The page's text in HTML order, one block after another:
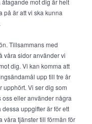
mot dig är helt
på är att vi ska kunna
Tillsammans med
våra sidor använder vi
dig. Vi kan komma att
upp till tre år
upphört. Vi ser dig som
eller använder några
uppgifter är för ett
våra tjänster till förmån för